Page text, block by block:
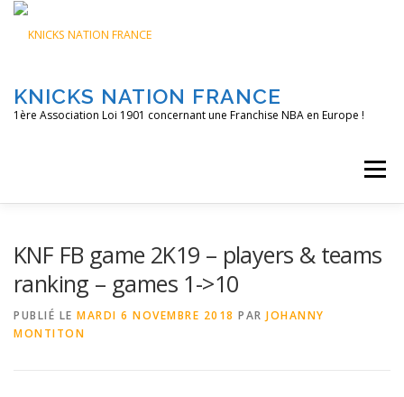
Aller
contenu
KNICKS NATION FRANCE
1ère Association Loi 1901 concernant une Franchise NBA en Europe !
Menu
KNF FB game 2K19 – players & teams
ranking – games 1->10
PUBLIÉ LE MARDI 6 NOVEMBRE 2018 PAR JOHANNY
MONTITON